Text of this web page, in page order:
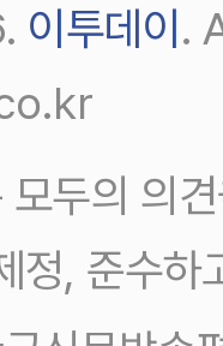
이투데이 .
모두의 의
정, 준수하